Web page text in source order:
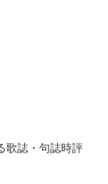
歌誌・句誌時評